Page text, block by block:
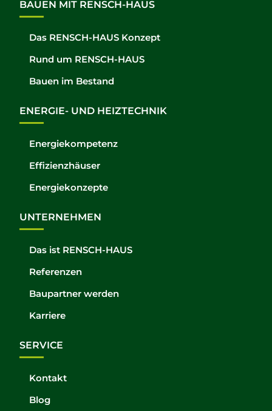
BAUEN MIT RENSCH-HAUS
Das RENSCH-HAUS Konzept
Rund um RENSCH-HAUS
Bauen im Bestand
ENERGIE- UND HEIZTECHNIK
Energiekompetenz
Effizienzhäuser
Energiekonzepte
UNTERNEHMEN
Das ist RENSCH-HAUS
Referenzen
Baupartner werden
Karriere
SERVICE
Kontakt
Blog